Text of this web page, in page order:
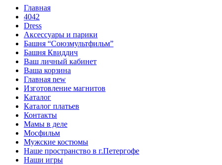
Главная
4042
Dress
Аксессуары и парики
Башня “Союзмультфильм”
Башня Квиддич
Ваш личный кабинет
Ваша корзина
Главная new
Изготовление магнитов
Каталог
Каталог платьев
Контакты
Мамы в деле
Мосфильм
Мужские костюмы
Наше пространство в г.Петергофе
Наши игры